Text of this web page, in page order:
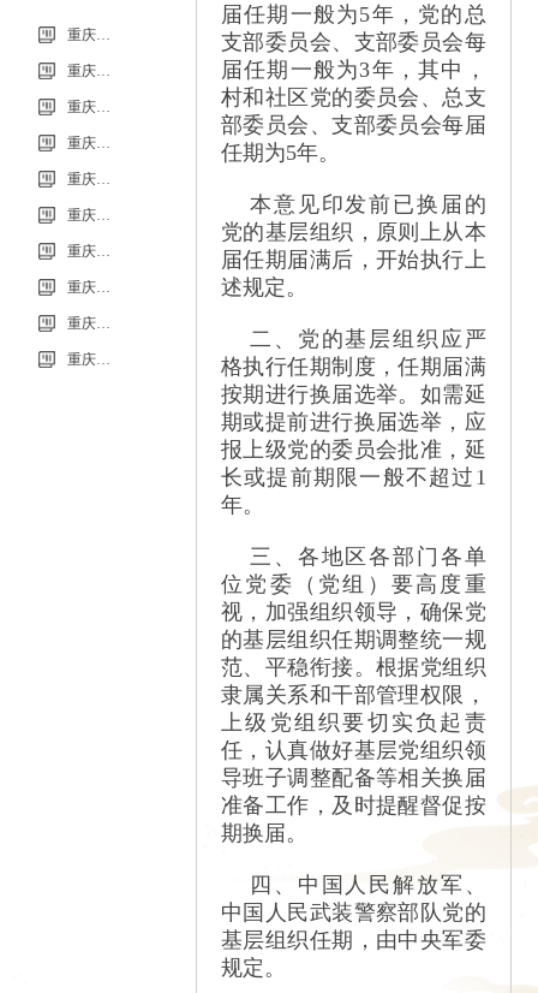
信息
届任期一般为5年，党的总
支部委员会、支部委员会每
届任期一般为3年，其中，
村和社区党的委员会、总支
部委员会、支部委员会每届
任期为5年。
本意见印发前已换届的
党的基层组织，原则上从本
届任期届满后，开始执行上
述规定。
二、党的基层组织应严
格执行任期制度，任期届满
按期进行换届选举。如需延
期或提前进行换届选举，应
报上级党的委员会批准，延
长或提前期限一般不超过 1
年。
三、各地区各部门各单
位党委（党组）要高度重
视，加强组织领导，确保党
的基层组织任期调整统一规
范、平稳衔接。根据党组织
隶属关系和干部管理权限，
上级党组织要切实负起责
任，认真做好基层党组织领
导班子调整配备等相关换届
准备工作，及时提醒督促按
期换届。
四、中国人民解放军、
中国人民武装警察部队党的
基层组织任期，由中央军委
规定。